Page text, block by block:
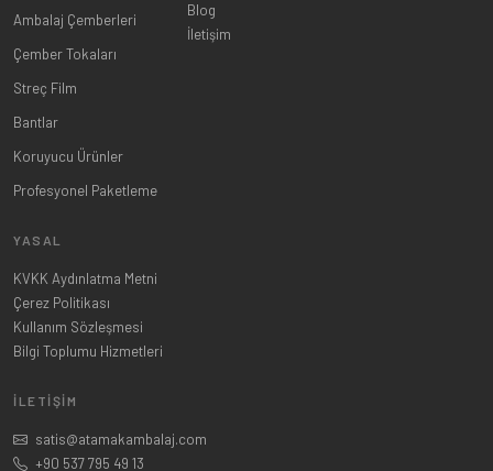
Ambalaj Çemberleri
Çember Tokaları
Streç Film
Bantlar
Koruyucu Ürünler
Profesyonel Paketleme
Blog
İletişim
YASAL
KVKK Aydınlatma Metni
Çerez Politikası
Kullanım Sözleşmesi
Bilgi Toplumu Hizmetleri
İLETIŞIM
satis@atamakambalaj.com
+90 537 795 49 13